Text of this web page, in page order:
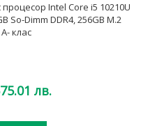
Intel Core i5 10210U
So-Dimm DDR4, 256GB M.2
клас
лв.